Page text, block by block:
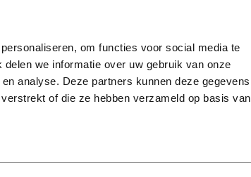
om functies voor social media te
we informatie over uw gebruik van onze
analyse. Deze partners kunnen deze gegevens
of die ze hebben verzameld op basis van